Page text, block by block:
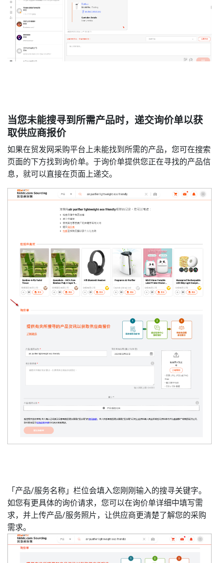
当您未能搜寻到所需产品时，递交询价单以获
取供应商报价
如果在贸发网采购平台上未能找到所需的产品，您可在搜索
页面的下方找到询价单。于询价单提供您正在寻找的产品信
息，就可以直接在页面上递交。
「产品/服务名称」栏位会填入您刚刚输入的搜寻关键字。
如您有更具体的询价请求，您可以在询价单详细中填写需
求，并上传产品/服务照片，让供应商更清楚了解您的采购
需求。